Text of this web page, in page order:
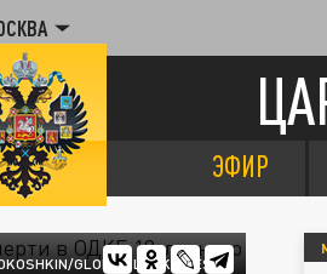
ЭФИР
GLOBAL LOOK PRESS